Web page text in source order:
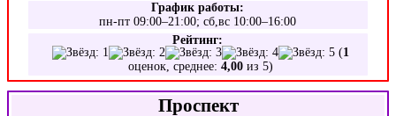
График работы:
пн-пт 09:00–21:00; сб,вс 10:00–16:00
Рейтинг:
(1
оценок, среднее:4,00 из 5)
Проспект